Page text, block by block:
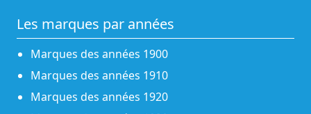
Les marques par années
Marques des années 1900
Marques des années 1910
Marques des années 1920